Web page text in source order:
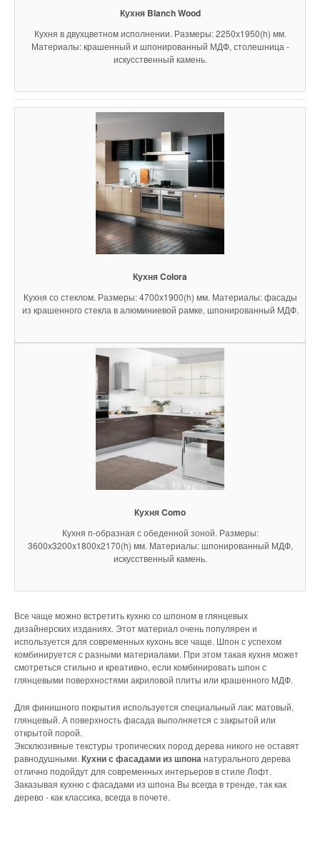
Кухня Blanch Wood
Кухня в двухцветном исполнении. Размеры: 2250х1950(h) мм.
Материалы: крашенный и шпонированный МДФ, столешница -
искусственный камень.
Кухня Colora
Кухня со стеклом. Размеры: 4700х1900(h) мм. Материалы: фасады
из крашенного стекла в алюминиевой рамке, шпонированный МДФ.
Кухня Como
Кухня п-образная с обеденной зоной. Размеры:
3600х3200х1800х2170(h) мм. Материалы: шпонированный МДФ,
искусственный камень.
Все чаще можно встретить кухню со шпоном в глянцевых
дизайнерских изданиях. Этот материал очень популярен и
используется для современных кухонь все чаще. Шпон с успехом
комбинируется с разными материалами. При этом такая кухня может
смотреться стильно и креативно, если комбинировать шпон с
глянцевыми поверхностями акриловой плиты или крашенного МДФ.
Для финишного покрытия используется специальный лак: матовый,
глянцевый. А поверхность фасада выполняется с закрытой или
открытой порой.
Эксклюзивные текстуры тропических пород дерева никого не оставят
равнодушными. Кухни с фасадами из шпона натурального дерева
отлично подойдут для современных интерьеров в стиле Лофт.
Заказывая кухню с фасадами из шпона Вы всегда в тренде, так как
дерево - как классика, всегда в почете.